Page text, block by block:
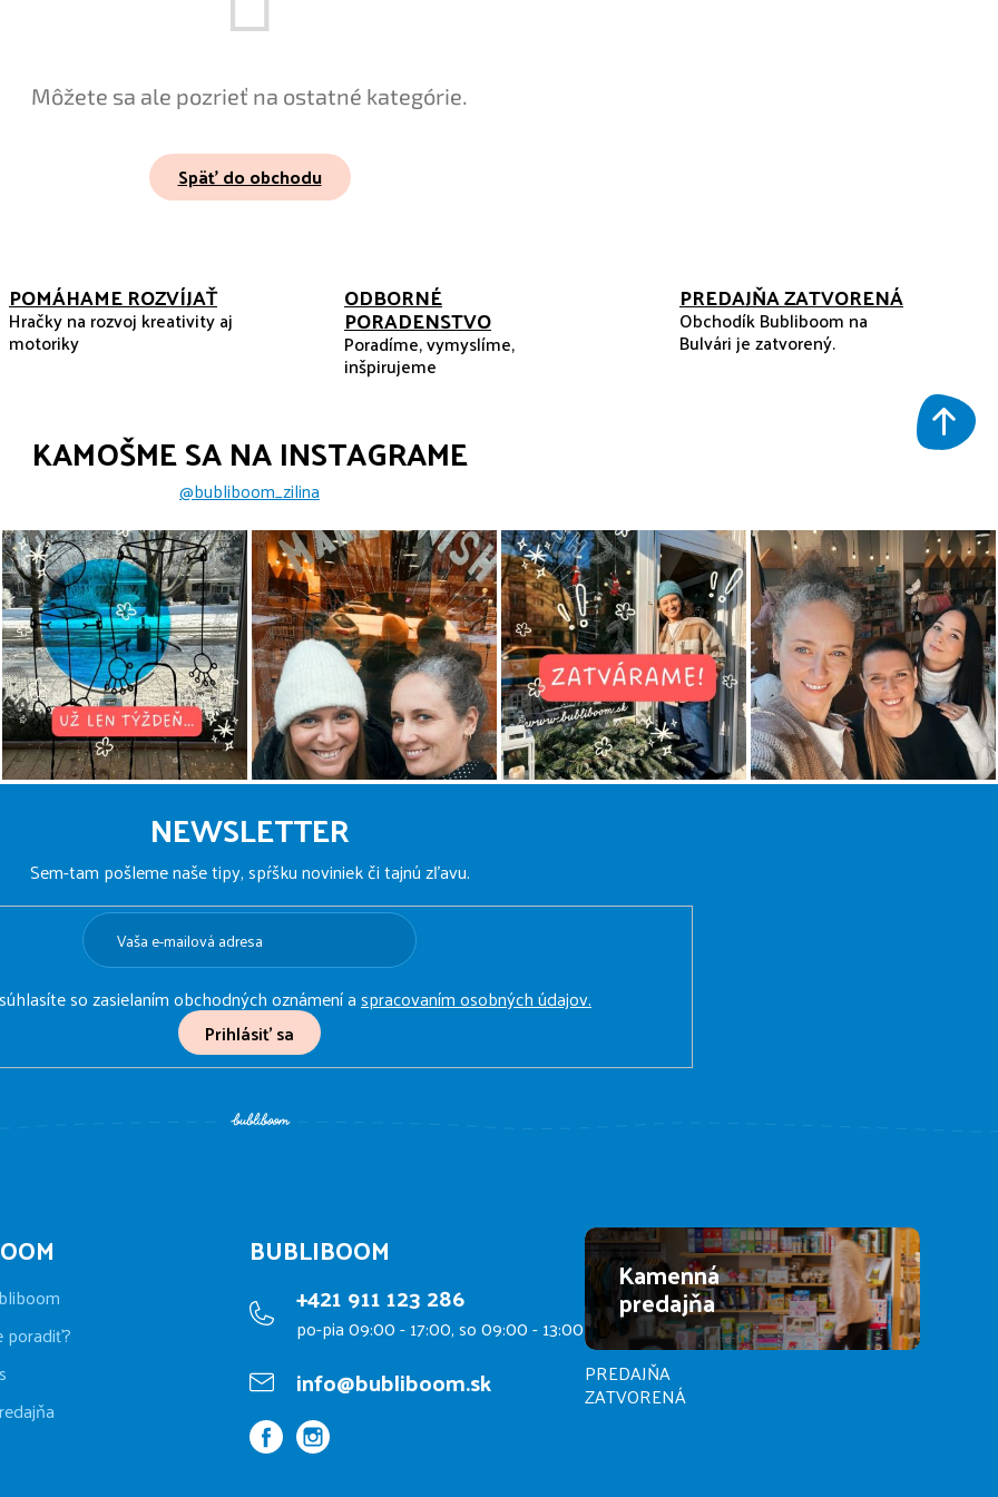
Môžete sa ale pozrieť na ostatné kategórie.
Späť do obchodu
POMÁHAME ROZVÍJAŤ
Hračky na rozvoj kreativity aj
motoriky
ODBORNÉ
PORADENSTVO
Poradíme, vymyslíme,
inšpirujeme
PREDAJŇA ZATVORENÁ
Obchodík Bubliboom na
Bulvári je zatvorený.
KAMOŠME SA NA INSTAGRAME
@bubliboom_zilina
NEWSLETTER
Sem-tam pošleme naše tipy, spŕšku noviniek či tajnú zľavu.
so zasielaním obchodných oznámení aspracovaním osobných údajov.
Prihlásiť sa
poradiť?
BUBLIBOOM
+421 911 123 286
po-pia 09:00 - 17:00, so 09:00 - 13:00
info@bubliboom.sk
Kamenná
predajňa
PREDAJŇA
ZATVORENÁ